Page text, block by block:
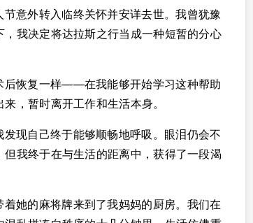
意外转入临终关怀并安详去世。我曾犹豫
我决定将达拉斯之行当成一种短暂的分心
后恢复一样——在我能够开始学习这种帮助
，暂时离开工作和生活本身。
现自己终于能够顺畅地呼吸。眼泪仍会不
我终于在与生活的距离中，获得了一段渴
她的麻将牌来到了我妈妈的厨房。我们在